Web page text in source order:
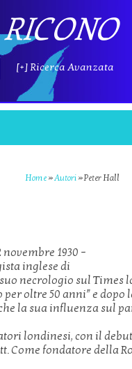
[+] Ricerca Avanzata
Home »Autori »Peter Hall
novembre 1930 –
inglese di
suo necrologio sul Times
peroltre 50 anni”e dopo
la sua influenza sul
londinesi, con il
.Come fondatore della